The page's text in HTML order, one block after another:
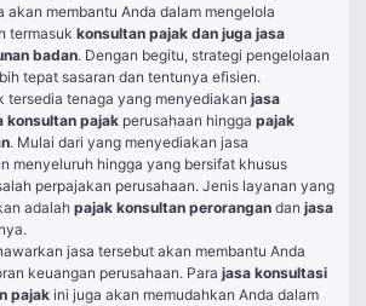
akan membantu Anda dalam mengelola
termasuk konsultan pajak dan juga jasa
badan. Dengan begitu, strategi pengelolaan
tepat sasaran dan tentunya efisien.
tersedia tenaga yang menyediakan jasa
konsultan pajak perusahaan hingga pajak
. Mulai dari yang menyediakan jasa
menyeluruh hingga yang bersifat khusus
perpajakan perusahaan. Jenis layanan yang
adalah pajak konsultan perorangan dan jasa
jasa tersebut akan membantu Anda
keuangan perusahaan. Para jasa konsultasi
pajak ini juga akan memudahkan Anda dalam